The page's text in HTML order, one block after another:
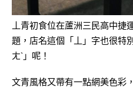
丄青初食位在蘆洲三民高中捷
題，店名這個「 丄」字也很特
ㄤˋ」呢！
文青風格又帶有一點網美色彩